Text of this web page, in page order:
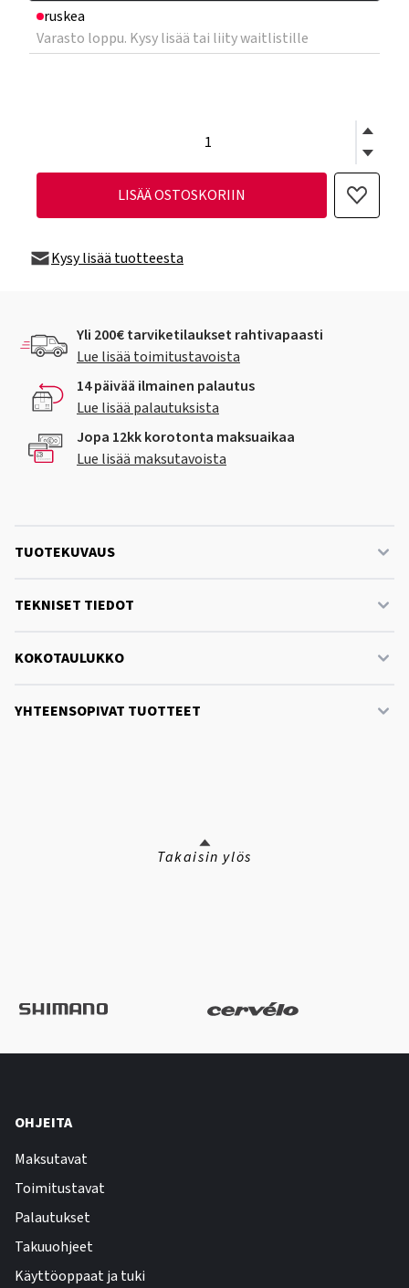
ruskea
Varasto loppu. Kysy lisää tai liity waitlistille
LISÄÄ OSTOSKORIIN
Kysy lisää tuotteesta
Yli 200€ tarviketilaukset rahtivapaasti
Lue lisää toimitustavoista
14 päivää ilmainen palautus
Lue lisää palautuksista
Jopa 12kk korotonta maksuaikaa
Lue lisää maksutavoista
TUOTEKUVAUS
TEKNISET TIEDOT
KOKOTAULUKKO
YHTEENSOPIVAT TUOTTEET
Takaisin ylös
OHJEITA
Maksutavat
Toimitustavat
Palautukset
Takuuohjeet
Käyttöoppaat ja tuki